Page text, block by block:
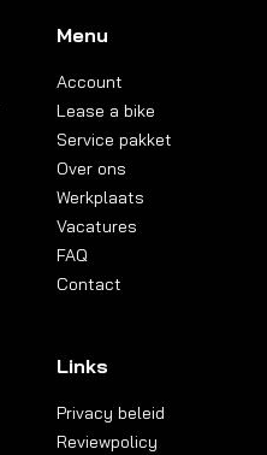
Menu
Account
Lease a bike
Service pakket
Over ons
Werkplaats
Vacatures
FAQ
Contact
Links
Privacy beleid
Reviewpolicy